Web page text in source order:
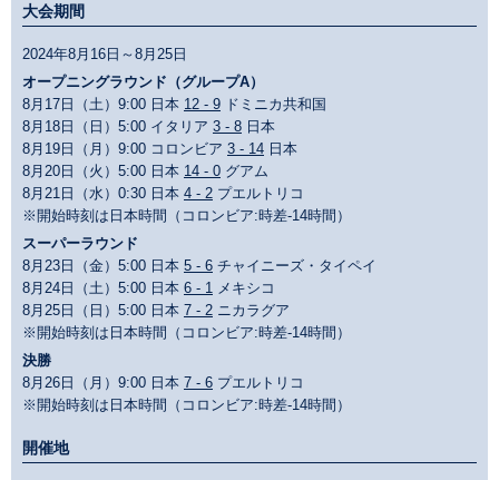
大会期間
2024年8月16日～8月25日
オープニングラウンド（グループA）
8月17日（土）9:00 日本 12 - 9 ドミニカ共和国
8月18日（日）5:00 イタリア 3 - 8 日本
8月19日（月）9:00 コロンビア 3 - 14 日本
8月20日（火）5:00 日本 14 - 0 グアム
8月21日（水）0:30 日本 4 - 2 プエルトリコ
※開始時刻は日本時間（コロンビア:時差-14時間）
スーパーラウンド
8月23日（金）5:00 日本 5 - 6 チャイニーズ・タイペイ
8月24日（土）5:00 日本 6 - 1 メキシコ
8月25日（日）5:00 日本 7 - 2 ニカラグア
※開始時刻は日本時間（コロンビア:時差-14時間）
決勝
8月26日（月）9:00 日本 7 - 6 プエルトリコ
※開始時刻は日本時間（コロンビア:時差-14時間）
開催地